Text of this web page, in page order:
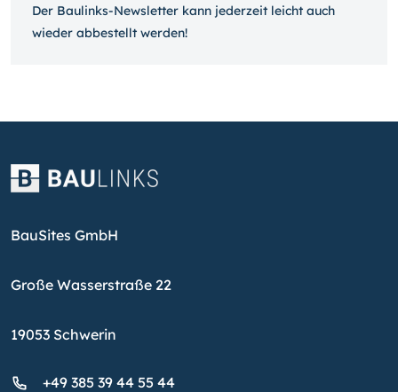
Der Baulinks-Newsletter kann jeder­zeit leicht auch
wieder ab­bestellt werden!
BauSites GmbH
Große Wasserstraße 22
19053 Schwerin
+49 385 39 44 55 44